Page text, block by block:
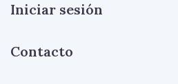
Iniciar sesión
Contacto